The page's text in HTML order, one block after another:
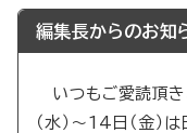
編集長からのお知
いつもご愛読頂き
（水）～14日（金）